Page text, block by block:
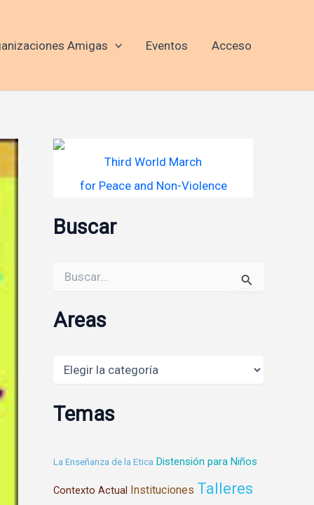
Amigas Eventos Acceso
Third World March
for Peace and Non-Violence
Buscar
por:
Areas
Temas
La Enseñanza de la Etica Distensión para Niños
Contexto Actual Instituciones Talleres